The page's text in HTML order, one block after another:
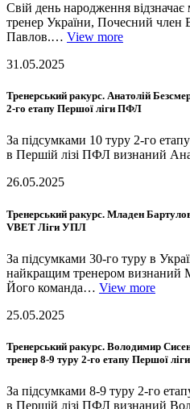
Свій день народження
тренер України, Почесний
Павлов.… View more
31.05.2025
Тренерський ракурс. Анатолій
2-го етапу Першої ліги ПФЛ
За підсумками 10 туру 2-го
в Першій лізі ПФЛ визнаний
26.05.2025
Тренерський ракурс. Младен
VBET Ліги УПЛ
За підсумками 30-го туру в
найкращим тренером визнаний
Його команда… View more
25.05.2025
Тренерський ракурс. Володимир
тренер 8-9 туру 2-го етапу Першої
За підсумками 8-9 туру 2-го
в Першій лізі ПФЛ визнаний